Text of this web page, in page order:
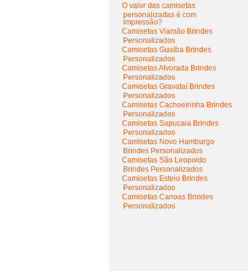
O valor das camisetas
personalizadas é com
impressão?
Camisetas Viamão Brindes
Personalizados
Camisetas Guaíba Brindes
Personalizados
Camisetas Alvorada Brindes
Personalizados
Camisetas Gravataí Brindes
Personalizados
Camisetas Cachoeirinha Brindes
Personalizados
Camisetas Sapucaia Brindes
Personalizados
Camisetas Novo Hamburgo
Brindes Personalizados
Camisetas São Leopoldo
Brindes Personalizados
Camisetas Esteio Brindes
Personalizados
Camisetas Canoas Brindes
Personalizados